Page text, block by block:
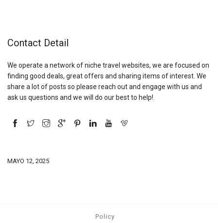
Contact Detail
We operate a network of niche travel websites, we are focused on
finding good deals, great offers and sharing items of interest. We
share a lot of posts so please reach out and engage with us and
ask us questions and we will do our best to help!
MAYO 12, 2025
Policy